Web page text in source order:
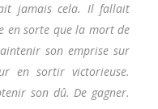
jamais cela. Il fallait
en sorte que la mort de
son emprise sur
en sortir victorieuse.
son dû. De gagner.